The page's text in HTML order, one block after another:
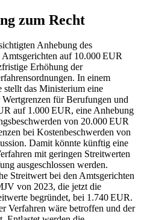
zum Recht
Anhebung des
auf 10.000 EUR
Erhöhung der
In einem
stellt das Ministerium eine
für Berufungen und
auf 1.000 EUR, eine Anhebung
von 20.000 EUR
bei Kostenbeschwerden von
Damit könnte künftig eine
mit geringen Streitwerten
ausgeschlossen werden.
Streitwert bei den Amtsgerichten
von 2023, die jetzt die
begründet, bei 1.740 EUR.
Verfahren wäre betroffen und der